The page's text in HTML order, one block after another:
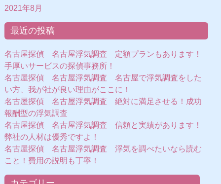
2021年8月
最近の投稿
名古屋探偵 名古屋浮気調査 定額プランもあります！
手厚いサービスの探偵事務所！
名古屋探偵 名古屋浮気調査 名古屋で浮気調査をした
い方、我が社が良い理由がここに！
名古屋探偵 名古屋浮気調査 絶対に満足させる！成功
報酬型の浮気調査
名古屋探偵 名古屋浮気調査 信頼と実績があります！
弊社の人材は優秀ですよ！
名古屋探偵 名古屋浮気調査 浮気を調べたいなら読む
こと！費用の説明も丁寧！